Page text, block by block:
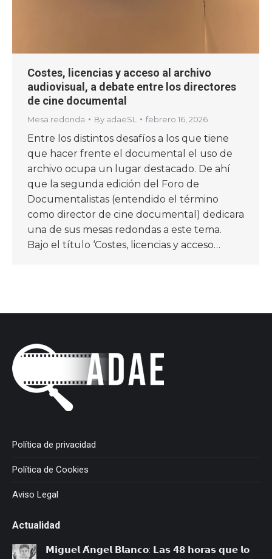
Costes, licencias y acceso al archivo
audiovisual, a debate entre los directores
de cine documental
Mesa redonda By adaeSL febrero 16, 2026
Entre los distintos desafíos a los que tiene
que hacer frente el documental el uso de
archivo ocupa un lugar destacado. De ahí
que la segunda edición del Foro de
Documentalistas (entendido el término
como director de cine documental) dedicara
una de sus mesas redondas a este tema.
Bajo el título ‘Costes, licencias y acceso…
Política de privacidad
Política de Cookies
Aviso Legal
Actualidad
𝗠𝗶𝗴𝘂𝗲𝗹 𝗔́𝗻𝗴𝗲𝗹 𝗕𝗹𝗮𝗻𝗰𝗼: 𝗟𝗮𝘀 𝟰𝟴 𝗵𝗼𝗿𝗮𝘀 𝗾𝘂𝗲 𝗹𝗼